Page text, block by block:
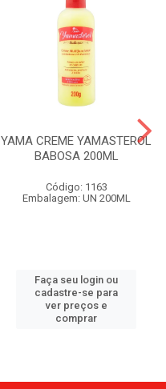
YAMA CREME YAMASTEROL
BABOSA 200ML
Código: 1163
Embalagem: UN 200ML
Faça seu login ou
cadastre-se para
ver preços e
comprar